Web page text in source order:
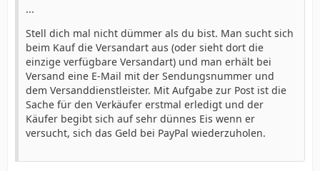
...
Stell dich mal nicht dümmer als du bist. Man sucht sich
beim Kauf die Versandart aus (oder sieht dort die
einzige verfügbare Versandart) und man erhält bei
Versand eine E-Mail mit der Sendungsnummer und
dem Versanddienstleister. Mit Aufgabe zur Post ist die
Sache für den Verkäufer erstmal erledigt und der
Käufer begibt sich auf sehr dünnes Eis wenn er
versucht, sich das Geld bei PayPal wiederzuholen.